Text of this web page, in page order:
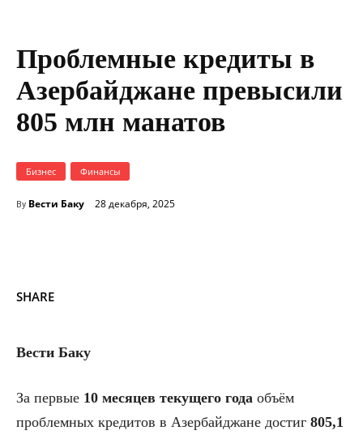
Проблемные кредиты в
Азербайджане превысили
805 млн манатов
Бизнес Финансы
By Вести Баку 28 декабря, 2025
SHARE
Вести Баку
За первые 10 месяцев текущего года объём
проблемных кредитов в Азербайджане достиг 805,1